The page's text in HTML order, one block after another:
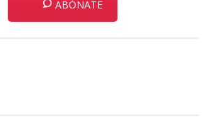
ABÓNATE